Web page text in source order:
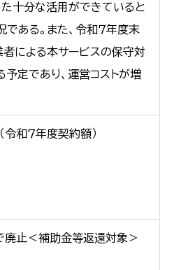
た十分な活用ができていると
ある。また、令和７年度末
者による本サービスの保守対
予定であり、運営コストが増
和７年度契約額）
廃止＜補助金等返還対象＞